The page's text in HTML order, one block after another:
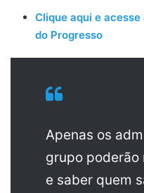
Clique aqui e
do Progresso
Apenas os
grupo poderão
e saber quem